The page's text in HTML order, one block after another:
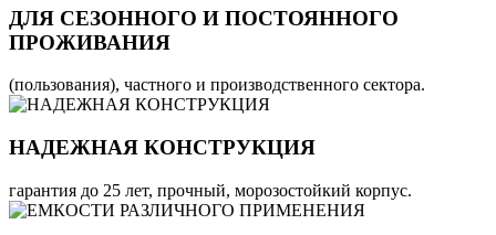
ДЛЯ СЕЗОННОГО И ПОСТОЯННОГО
ПРОЖИВАНИЯ
(пользования), частного и производственного сектора.
НАДЕЖНАЯ КОНСТРУКЦИЯ
гарантия до 25 лет, прочный, морозостойкий корпус.